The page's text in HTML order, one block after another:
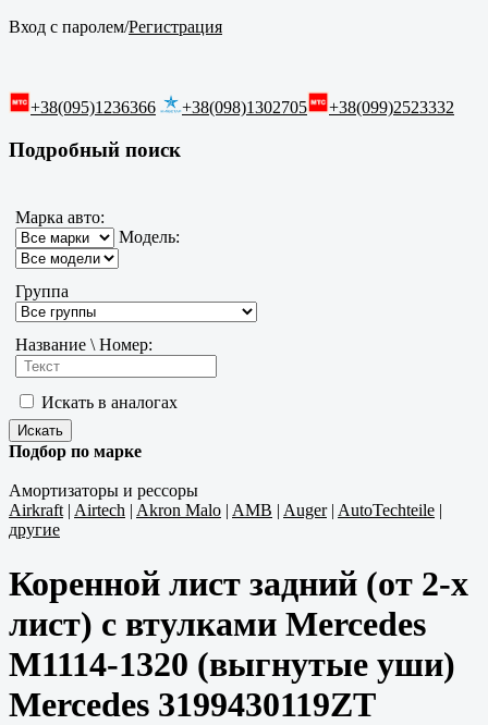
Вход с паролем/Регистрация
+38(095)1236366 +38(098)1302705 +38(099)2523332
Подробный поиск
Марка авто:
Модель:
Группа
Название \ Номер:
Искать в аналогах
Подбор по марке
Амортизаторы и рессоры
Airkraft| Airtech | Akron Malo | AMB | Auger| AutoTechteile |
другие
Коренной лист задний (от 2-х
лист) c втулками Mercedes
М1114-1320 (выгнутые уши)
Mercedes 3199430119ZT